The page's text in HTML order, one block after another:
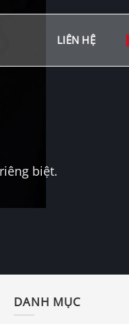
LIÊN HỆ
biệt.
DANH MỤC